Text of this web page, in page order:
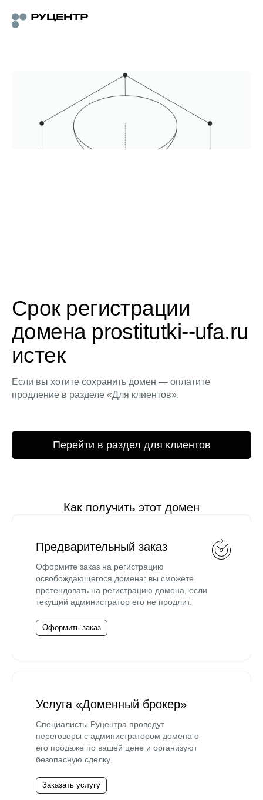
Срок регистрации
домена prostitutki--ufa.ru
истек
Если вы хотите сохранить домен — оплатите
продление в разделе «Для клиентов».
Перейти в раздел для клиентов
Как получить этот домен
Предварительный заказ
Оформите заказ на регистрацию
освобождающегося домена: вы сможете
претендовать на регистрацию домена, если
текущий администратор его не продлит.
Оформить заказ
Услуга «Доменный брокер»
Специалисты Руцентра проведут
переговоры с администратором домена о
его продаже по вашей цене и организуют
безопасную сделку.
Заказать услугу